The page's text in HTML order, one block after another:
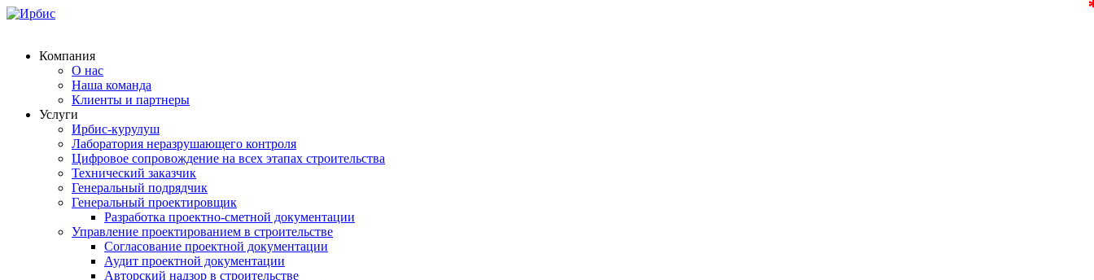
Компания
О нас
Наша команда
Клиенты и партнеры
Услуги
Ирбис-курулуш
Лаборатория неразрушающего контроля
Цифровое сопровождение на всех этапах строительства
Технический заказчик
Генеральный подрядчик
Генеральный проектировщик
Разработка проектно-сметной документации
Управление проектированием в строительстве
Согласование проектной документации
Аудит проектной документации
Авторский надзор в строительстве